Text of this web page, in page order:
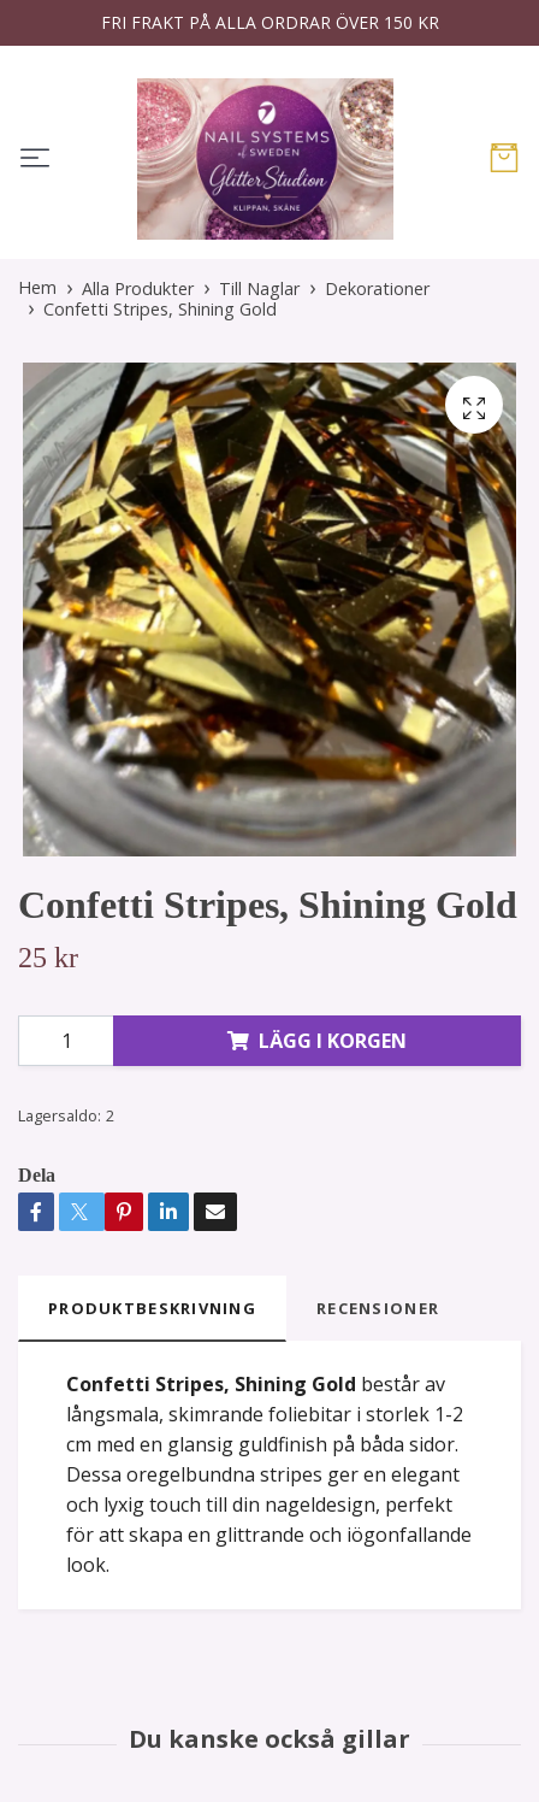
FRI FRAKT PÅ ALLA ORDRAR ÖVER 150 KR
Hem Alla Produkter Till Naglar
Dekorationer
Confetti Stripes, Shining Gold
Confetti Stripes, Shining Gold
25 kr
LÄGG I KORGEN
Lagersaldo: 2
Dela
PRODUKTBESKRIVNING RECENSIONER
Confetti Stripes, Shining Gold består av
långsmala, skimrande foliebitar i storlek 1-2
cm med en glansig guldfinish på båda sidor.
Dessa oregelbundna stripes ger en elegant
och lyxig touch till din nageldesign, perfekt
för att skapa en glittrande och iögonfallande
look.